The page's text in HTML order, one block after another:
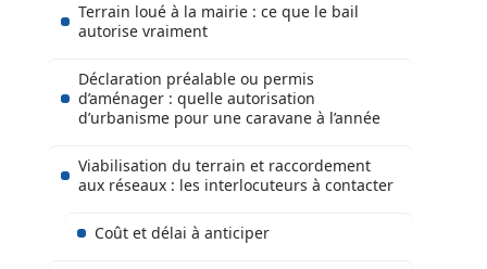
Terrain loué à la mairie : ce que le bail
autorise vraiment
Déclaration préalable ou permis
d’aménager : quelle autorisation
d’urbanisme pour une caravane à l’année
Viabilisation du terrain et raccordement
aux réseaux : les interlocuteurs à contacter
Coût et délai à anticiper